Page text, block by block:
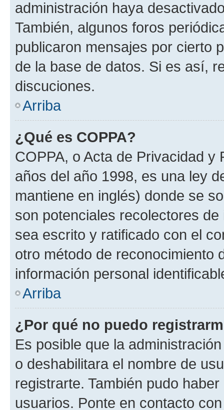
administración haya
También, algunos foros
publicaron mensajes por cierto
de la base de datos. Si es así,
discuciones.
Arriba
¿Qué es COPPA?
COPPA, o Acta de Privacidad
años del año 1998, es una ley
mantiene en inglés) donde se
son potenciales recolectores
sea escrito y ratificado con el
otro método de reconocimiento
información personal
Arriba
¿Por qué no puedo
Es posible que la
o deshabilitara el nombre de
registrarte. También pudo
usuarios. Ponte en contacto